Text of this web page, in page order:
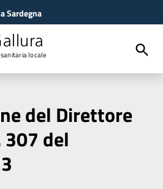
Sardegna
locale
del Direttore
307 del